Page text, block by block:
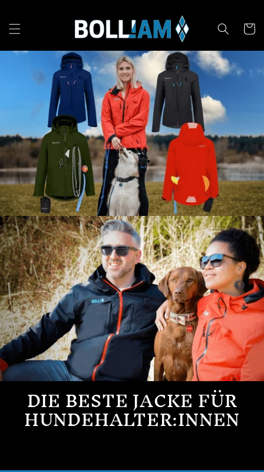
Inhalt
DIE BESTE JACKE FÜR
HUNDEHALTER:INNEN